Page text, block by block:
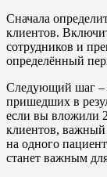
Сначала
клиентов.
сотрудников и
определённый
Следующий шаг –
пришедших в
если вы вложили
клиентов, важный
на одного
станет важным